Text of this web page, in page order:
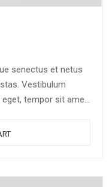
senectus et netus
Vestibulum
tempor sit amet,